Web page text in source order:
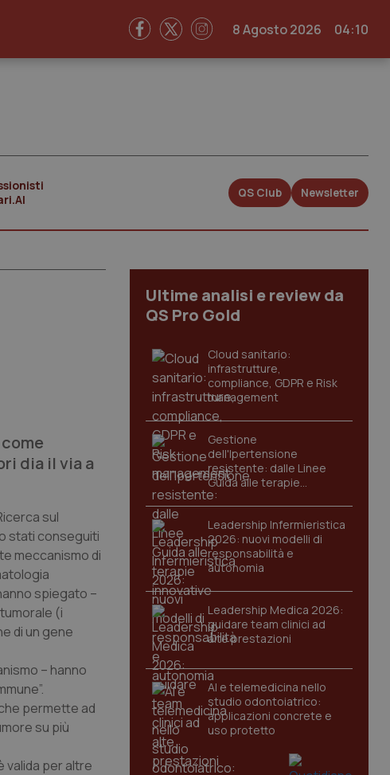
8 Agosto 2026 04:10
QS Club Newsletter
dia il via a
sul
stati conseguiti
meccanismo di
spiegato –
(i
di un gene
– hanno
permette ad
su più
valida per altre
Ultime analisi e review da
QS Pro Gold
Cloud sanitario:
infrastrutture,
compliance, GDPR e Risk
management
Gestione
dell'Ipertensione
resistente: dalle Linee
Guida alle terapie
innovative
Leadership Infermieristica
2026: nuovi modelli di
responsabilità e
autonomia
Leadership Medica 2026:
guidare team clinici ad
alte prestazioni
AI e telemedicina nello
studio odontoiatrico:
applicazioni concrete e
uso protetto